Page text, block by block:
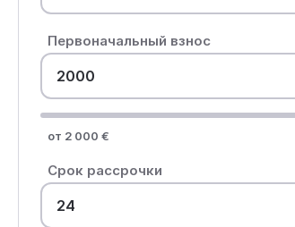
Первоначальный взнос
от 2 000 €
Срок рассрочки